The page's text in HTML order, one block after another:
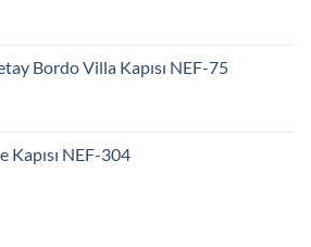
Bordo Villa Kapısı NEF-75
Kapısı NEF-304